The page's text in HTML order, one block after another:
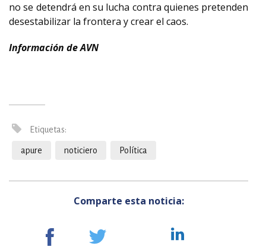
no se detendrá en su lucha contra quienes pretenden
desestabilizar la frontera y crear el caos.
Información de AVN
Etiquetas:
apure noticiero Política
Comparte esta noticia: